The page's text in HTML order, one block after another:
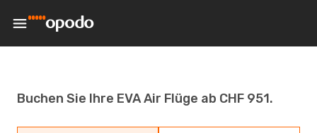
Buchen Sie Ihre EVA Air Flüge ab CHF 951.